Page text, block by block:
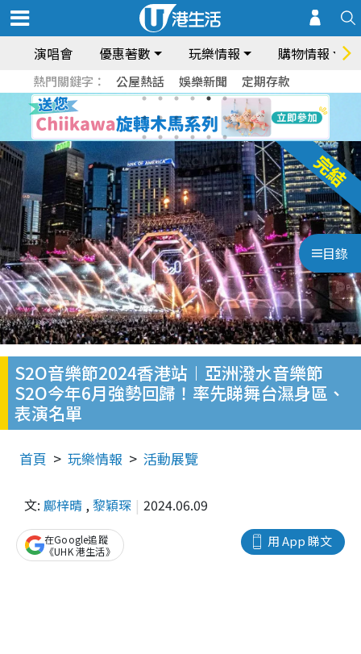
演唱會 優惠著數 玩樂情報 購物情報
熱門關鍵字： 公屋熱話 娛樂新聞 定期存款
目錄
S2O音樂節2024香港站︱亞洲潑水音樂節
S2O今年6月強勢回歸！率先睇舞台濕身區、
表演名單
首頁 玩樂情報 活動展覽
文: 鄺梓晴 ,黎穎琛 2024.06.09
用 App 睇文
在Google追蹤
《UHK 港生活》